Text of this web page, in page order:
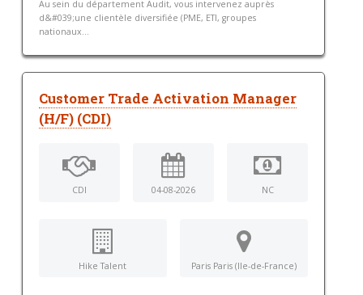
Au sein du département Audit, vous intervenez auprès
d&#039;une clientèle diversifiée (PME, ETI, groupes
nationaux...
Customer Trade Activation Manager
(H/F) (CDI)
CDI 04-08-2026 NC
Hike Talent Paris Paris (Ile-de-France)